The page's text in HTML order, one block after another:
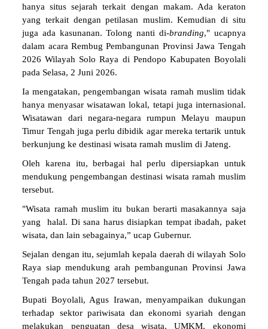
hanya situs sejarah terkait dengan makam. Ada keraton
yang terkait dengan petilasan muslim. Kemudian di situ
juga ada kasunanan. Tolong nanti di-branding," ucapnya
dalam acara Rembug Pembangunan Provinsi Jawa Tengah
2026 Wilayah Solo Raya di Pendopo Kabupaten Boyolali
pada Selasa, 2 Juni 2026.
Ia mengatakan, pengembangan wisata ramah muslim tidak
hanya menyasar wisatawan lokal, tetapi juga internasional.
Wisatawan dari negara-negara rumpun Melayu maupun
Timur Tengah juga perlu dibidik agar mereka tertarik untuk
berkunjung ke destinasi wisata ramah muslim di Jateng.
Oleh karena itu, berbagai hal perlu dipersiapkan untuk
mendukung pengembangan destinasi wisata ramah muslim
tersebut.
"Wisata ramah muslim itu bukan berarti masakannya saja
yang halal. Di sana harus disiapkan tempat ibadah, paket
wisata, dan lain sebagainya,” ucap Gubernur.
Sejalan dengan itu, sejumlah kepala daerah di wilayah Solo
Raya siap mendukung arah pembangunan Provinsi Jawa
Tengah pada tahun 2027 tersebut.
Bupati Boyolali, Agus Irawan, menyampaikan dukungan
terhadap sektor pariwisata dan ekonomi syariah dengan
melakukan penguatan desa wisata, UMKM, ekonomi